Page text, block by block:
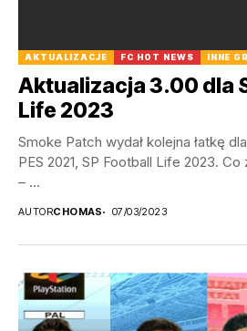
AKTUALIZACJE FC HOT NEWS INNE
Aktualizacja 3.00 dla
Life 2023
Smoke Patch wydał kolejna łatkę
PES 2021, SP Football Life 2023.
– ...
AUTORCHOMAS 07/03/2023